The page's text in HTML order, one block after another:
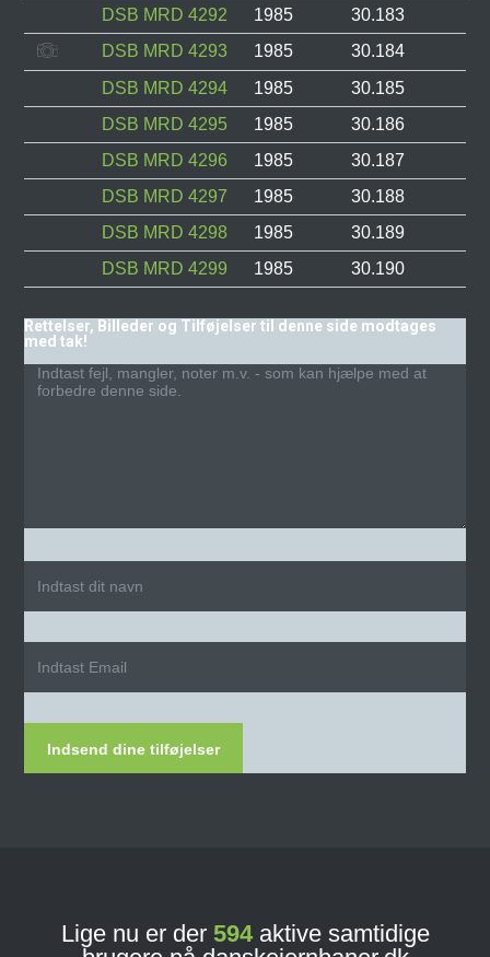
DSB MRD 4292
1985
30.183
DSB MRD 4293
1985
30.184
DSB MRD 4294
1985
30.185
DSB MRD 4295
1985
30.186
DSB MRD 4296
1985
30.187
DSB MRD 4297
1985
30.188
DSB MRD 4298
1985
30.189
DSB MRD 4299
1985 30.190
Rettelser, Billeder og Tilføjelser til denne side modtages
med tak!
Indsend dine tilføjelser
Lige nu er der 594aktive samtidige